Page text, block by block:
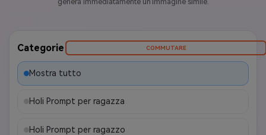
Categorie COMMUTARE
Mostra tutto
Holi Prompt per ragazza
Holi Prompt per ragazzo